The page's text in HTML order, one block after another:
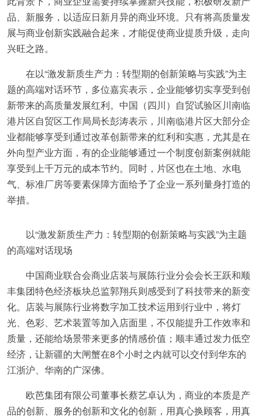
品、新服务，以适应日新月异的商业环境。只有将高质量发
展与商业创新实践融合起来，才能促使商业提质升级，走向
兴旺之路。
在以“激发新质生产力：转型期的创新策略与实践”为主
题的高端对话环节，多位嘉宾表示，企业能够切实享受到创
新带来的高质量发展红利。中国（四川）自贸试验区川南临
港片区自贸区工作局局长彭涛表示，川南临港片区大部分企
业都能够享受到通过改革创新带来的红利和实惠，尤其是在
外向型产业方面，有的企业能够通过一个制度创新案例就能
享受到上千万元的成本节约。同时，片区也在土地、水电
气、标准厂房等要素保障方面给予了企业一系列量身打造的
举措。
以“激发新质生产力：转型期的创新策略与实践”为主题
的高端对话现场
中国商业联合会商业店装与展陈行业分会会长王跃和顺
丰集团特色经济板块总监郭翔兵则感受到了科技带来的新变
化。店装与展陈行业将数字加工技术运用到行业中，将灯
光、色彩、艺术装置等加入店面里，不仅能提升工作效率和
质量，还能给场景带来更多的情感价值；顺丰通过发力低空
经济，让新疆的大闸蟹在8个小时之内就可以交付到华东的
江浙沪、华南的广深佛。
欧芭集团有限公司董事长蔡艺卓认为，商业的本质是产
品的创新、服务的创新和文化的创新，用真心换顾客，用真